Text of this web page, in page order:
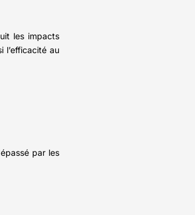
les impacts
l’efficacité au
par les